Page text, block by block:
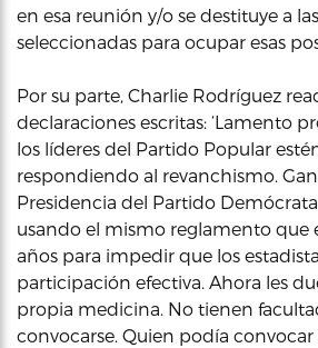
en esa reunión y/o se destituye a
seleccionadas para ocupar esas
Por su parte, Charlie Rodríguez
declaraciones escritas: ‘Lamento
los líderes del Partido Popular
respondiendo al revanchismo.
Presidencia del Partido
usando el mismo reglamento que
años para impedir que los
participación efectiva. Ahora les
propia medicina. No tienen
convocarse. Quien podía convocar